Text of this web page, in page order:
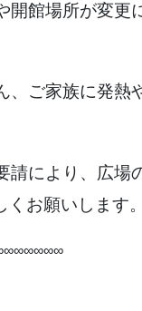
開館場所が変更
、ご家族に発熱
請により、広場
お願いします。